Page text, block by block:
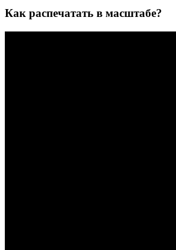
Как распечатать в масштабе?